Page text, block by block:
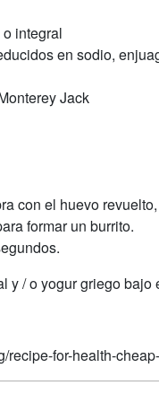
integral
en sodio,
Jack
con el huevo
formar un burrito.
y / o yogur griego
recipe-for-health-